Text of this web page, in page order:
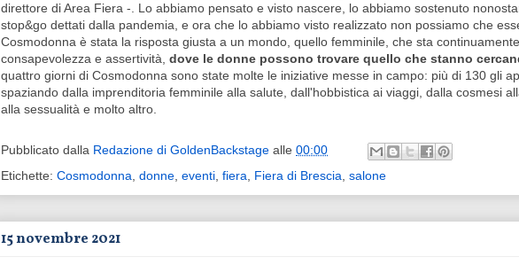
direttore di Area Fiera -. Lo abbiamo pensato e visto nascere, lo abbiamo sostenuto
stop&go dettati dalla pandemia, e ora che lo abbiamo visto realizzato non possiamo che
Cosmodonna è stata la risposta giusta a un mondo, quello femminile, che sta
consapevolezza e assertività, dove le donne possono trovare quello che stanno
quattro giorni di Cosmodonna sono state molte le iniziative messe in campo: più di 130 gli
spaziando dalla imprenditoria femminile alla salute, dall'hobbistica ai viaggi, dalla cosmesi
alla sessualità e molto altro.
Pubblicato dalla Redazione di GoldenBackstage alle 00:00
Etichette: Cosmodonna, donne, eventi, fiera, Fiera di Brescia, salone
15 novembre 2021